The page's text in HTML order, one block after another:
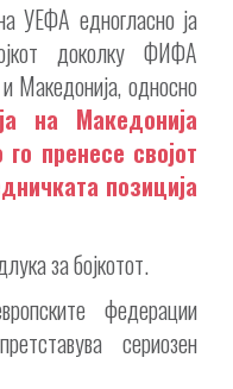
УЕФА едногласно ја
доколку ФИФА
Македонија, односно
на Македонија
пренесе својот
позиција
за бојкотот.
федерации
сериозен